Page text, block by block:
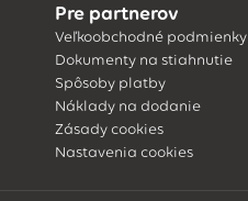
Pre partnerov
Veľkoobchodné podmienky
Dokumenty na stiahnutie
Spôsoby platby
Náklady na dodanie
Zásady cookies
Nastavenia cookies